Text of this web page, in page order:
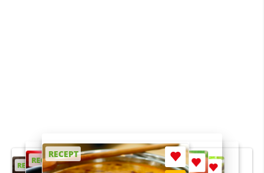
RECEPT
RECEPT
RECEPT
RECEPT
RECEPT